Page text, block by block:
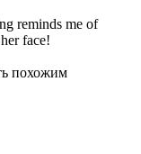
reminds me of
face!
похожим